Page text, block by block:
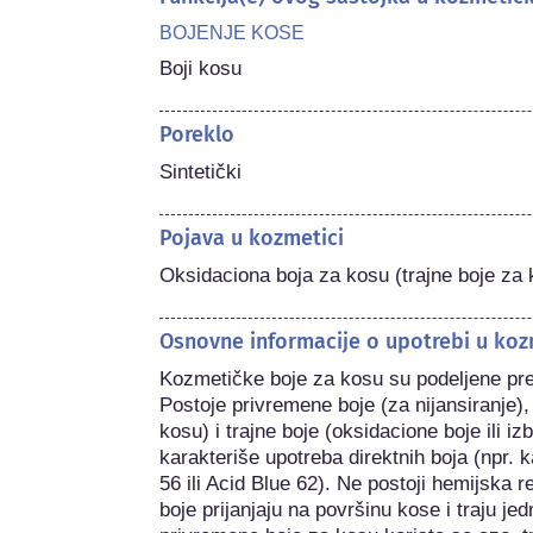
BOJENJE KOSE
Boji kosu
Poreklo
Sintetički
Pojava u kozmetici
Oksidaciona boja za kosu (trajne boje za
Osnovne informacije o upotrebi u
Kozmetičke boje za kosu su podeljene
Postoje privremene boje (za
kosu) i trajne boje (oksidacione boje ili
karakteriše upotreba direktnih boja (npr.
56 ili Acid Blue 62). Ne postoji hemijska
boje prijanjaju na površinu kose i traju